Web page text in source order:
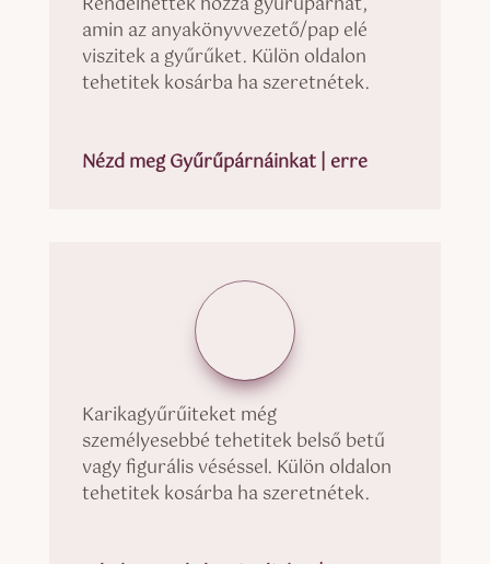
amin az anyakönyvvezető/pap elé
viszitek a gyűrűket. Külön oldalon
tehetitek kosárba ha szeretnétek.
Nézd meg Gyűrűpárnáinkat | erre
Karikagyűrűiteket még
személyesebbé tehetitek belső betű
vagy figurális véséssel. Külön oldalon
tehetitek kosárba ha szeretnétek.